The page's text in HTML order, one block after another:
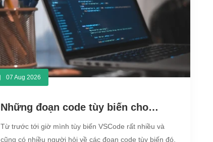
là không được.
07 Aug 2026
Những đoạn code tùy biến cho
VSCode cực đẹp
Từ trước tới giờ mình tùy biến VSCode rất nhiều và
cũng có nhiều người hỏi về các đoạn code tùy biến đó,